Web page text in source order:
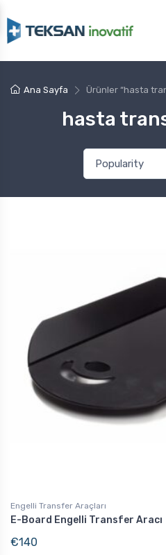
Ana Sayfa Ürünler “hasta
hasta
Engelli Transfer Araçları
E-Board Engelli Transfer Aracı
€140